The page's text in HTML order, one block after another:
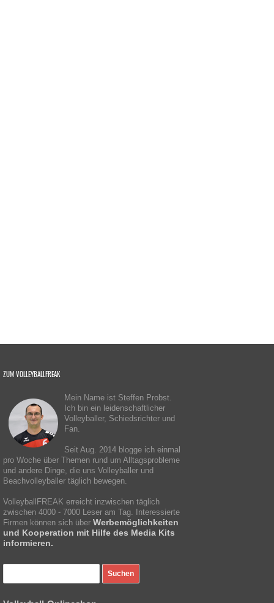
ZUM VOLLEYBALLFREAK
Mein Name ist Steffen Probst.
Ich bin ein leidenschaftlicher
Volleyballer, Schiedsrichter und
Fan.
Seit Aug. 2014 blogge ich einmal
pro Woche über Themen rund um Alltagsprobleme
und andere Dinge, die uns Volleyballer und
Beachvolleyballer täglich bewegen.
VolleyballFREAK erreicht inzwischen täglich
zwischen 4000 - 7000 Leser am Tag. Interessierte
Firmen können sich über Werbemöglichkeiten
und Kooperation mit Hilfe des Media Kits
informieren.